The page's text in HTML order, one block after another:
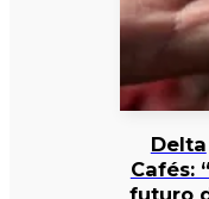
Delta
Cafés: